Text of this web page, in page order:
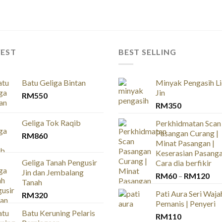
Batu Geliga Bintan
RM550
Geliga Tok Raqib
RM860
Geliga Tanah Pengusir
Jin dan Jembalang
Tanah
RM320
Batu Keruning Pelaris
BEST SELLING
Minyak Pengasih
Jin
RM350
Perkhidmatan Scan
Pasangan Curang |
Minat Pasangan |
Keserasian
Cara dia berfikir
RM60 – RM120
Pati Aura Seri
Pemanis | Penyeri
RM110